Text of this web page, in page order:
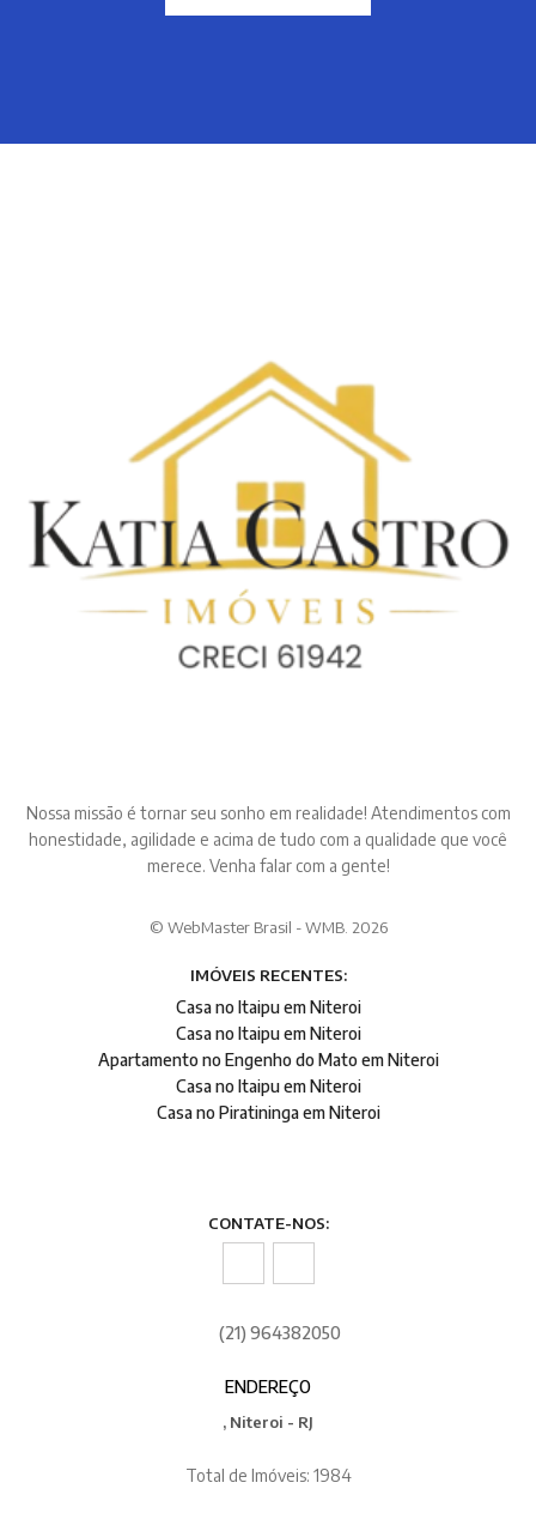
Nossa missão é tornar seu sonho em realidade! Atendimentos com
honestidade, agilidade e acima de tudo com a qualidade que você
merece. Venha falar com a gente!
© WebMaster Brasil - WMB. 2026
IMÓVEIS RECENTES:
Casa no Itaipu em Niteroi
Casa no Itaipu em Niteroi
Apartamento no Engenho do Mato em Niteroi
Casa no Itaipu em Niteroi
Casa no Piratininga em Niteroi
CONTATE-NOS:
(21) 964382050
ENDEREÇO
, Niteroi - RJ
Total de Imóveis: 1984